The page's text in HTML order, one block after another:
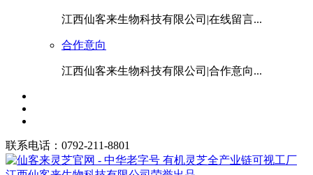
江西仙客来生物科技有限公司|在线留言...
合作意向
江西仙客来生物科技有限公司|合作意向...
联系电话：0792-211-8801